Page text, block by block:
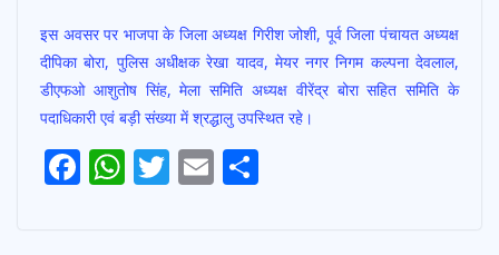
इस अवसर पर भाजपा के जिला अध्यक्ष गिरीश जोशी, पूर्व जिला पंचायत अध्यक्ष
दीपिका बोरा, पुलिस अधीक्षक रेखा यादव, मेयर नगर निगम कल्पना देवलाल,
डीएफओ आशुतोष सिंह, मेला समिति अध्यक्ष वीरेंद्र बोरा सहित समिति के
पदाधिकारी एवं बड़ी संख्या में श्रद्धालु उपस्थित रहे।
F W T E